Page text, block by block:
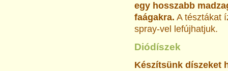
egy hosszabb
faágakra. A tésztákat
spray-vel lefújhatjuk.
Diódíszek
Készítsünk díszeket